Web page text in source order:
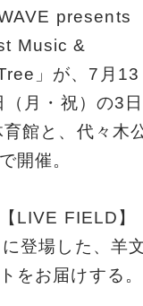
presents
Music &
」が、7月13
（月・祝）の3日
館と、代々木
開催。
LIVE FIELD】
登場した、羊
をお届けする。